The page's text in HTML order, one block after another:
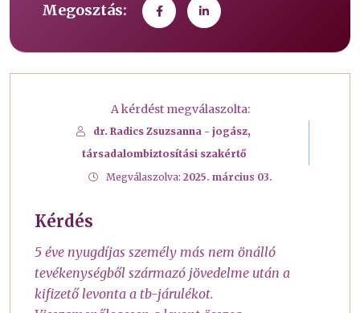
Megosztás:
A kérdést megválaszolta:
dr. Radics Zsuzsanna - jogász,
társadalombiztosítási szakértő
Megválaszolva: 2025. március 03.
Kérdés
5 éve nyugdíjas személy más nem önálló
tevékenységből származó jövedelme után a
kifizető levonta a tb-járulékot.